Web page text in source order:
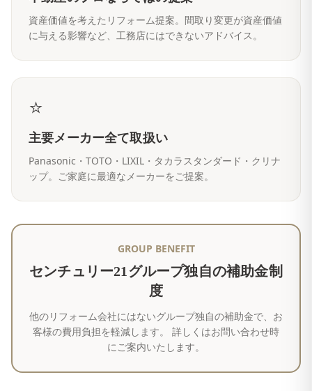
資産価値を考えたリフォーム提案。間取り変更が資産価値
に与える影響など、工務店にはできないアドバイス。
⭐
主要メーカー全て取扱い
Panasonic・TOTO・LIXIL・タカラスタンダード・クリナ
ップ。ご家庭に最適なメーカーをご提案。
GROUP BENEFIT
センチュリー21グループ独自の補助金制
度
他のリフォーム会社にはないグループ独自の補助金で、お
客様の費用負担を軽減します。 詳しくはお問い合わせ時
にご案内いたします。